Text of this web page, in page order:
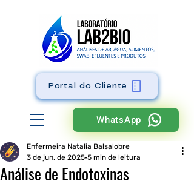
WhatsApp
Portal do Cliente
Análise de Endotoxinas
Enfermeira Natalia Balsalobre
3 de jun. de 2025 5 min de leitura